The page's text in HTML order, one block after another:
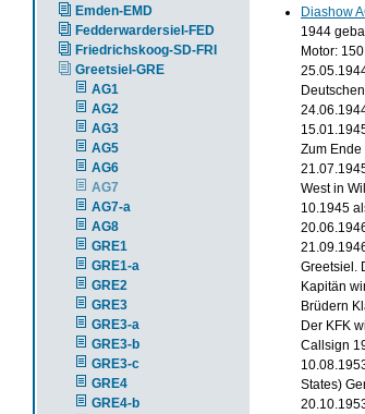
Emden-EMD
Fedderwardersiel-FED
Friedrichskoog-SD-FRI
Greetsiel-GRE
AG1
AG2
AG3
AG5
AG6
AG7
AG7-a
AG8
GRE1
GRE1-a
GRE2
GRE3
GRE3-a
GRE3-b
GRE3-c
GRE4
GRE4-b
Diashow
1944
Motor:
Zum
West in
10.1945
Greetsiel.
Kapitän
Brüdern
Der KFK
Callsign
States)